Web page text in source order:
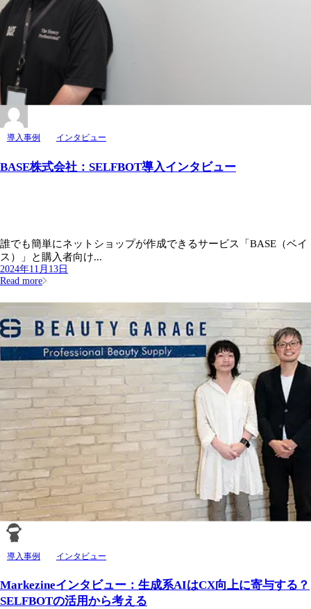
導入事例 インタビュー
BASE株式会社：SELFBOT導入インタビュー
誰でも簡単にネットショップが作成できるサービス「BASE（ベイ
ス）」と購入者向け...
2024年11月13日
Read more
導入事例 インタビュー
Markezineインタビュー：生成系AIはCX向上に寄与する？
SELFBOTの活用から考える